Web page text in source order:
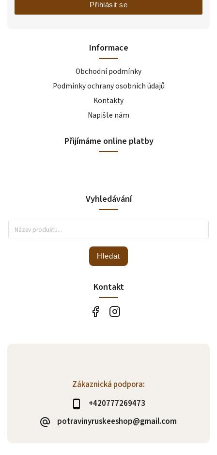
Zákaznická podpora:
+420777269473
potravinyruskeeshop@gmail.com
Informace
Obchodní podmínky
Podmínky ochrany osobních údajů
Kontakty
Napište nám
Přijímáme online platby
Přihlásit se
Vyhledávání
Hledat
Kontakt